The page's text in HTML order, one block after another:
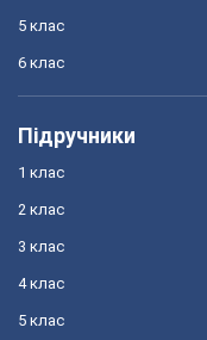
5 клас
6 клас
Підручники
1 клас
2 клас
3 клас
4 клас
5 клас